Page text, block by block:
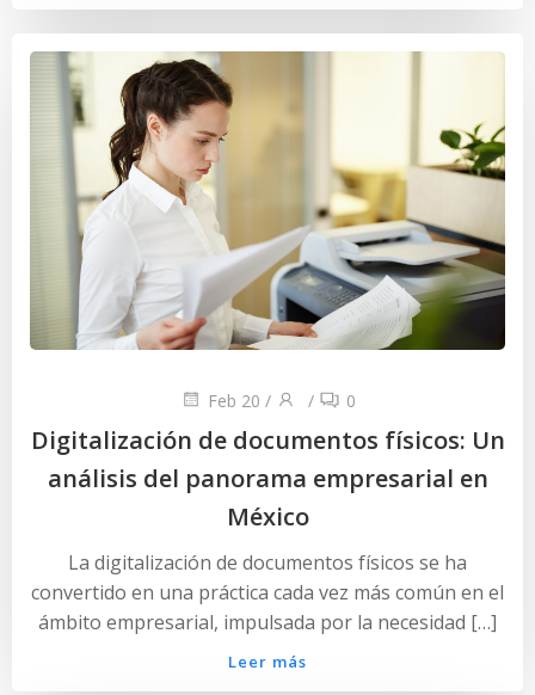
Feb 20 / / 0
Digitalización de documentos físicos: Un
análisis del panorama empresarial en
México
La digitalización de documentos físicos se ha
convertido en una práctica cada vez más común en el
ámbito empresarial, impulsada por la necesidad […]
Leer más